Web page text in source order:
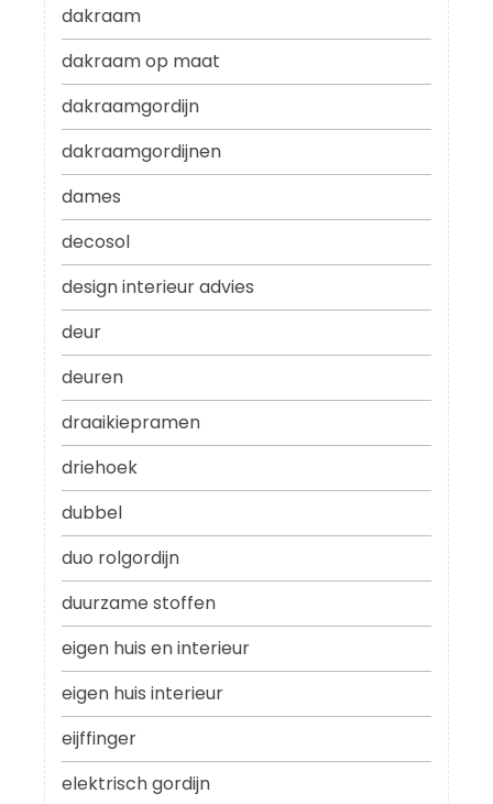
dakraam
dakraam op maat
dakraamgordijn
dakraamgordijnen
dames
decosol
design interieur advies
deur
deuren
draaikiepramen
driehoek
dubbel
duo rolgordijn
duurzame stoffen
eigen huis en interieur
eigen huis interieur
eijffinger
elektrisch gordijn